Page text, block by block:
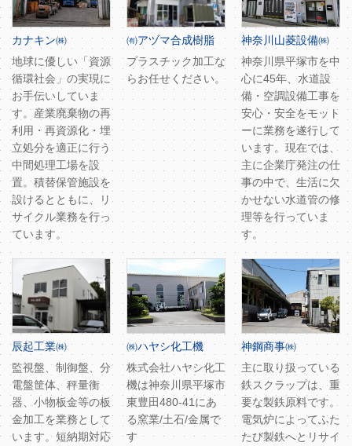
カナキン㈱
地球に優しい「資源
循環社会」の実現に
お手伝いしていま
す。産業廃棄物の再
利用・再資源化・埋
立処分を適正に行う
中間処理工場を設
置。積替保管施設を
設けるとともに、リ
サイクル業務を行っ
ています。
㈲アヅマ合成樹脂
プラスチック加工な
らお任せください。
神奈川山菱設備㈱
神奈川県平塚市を中
心に45年、水道設
備・空調設備工事を
安心・安全をモット
ーに業務を遂行して
います。現在では、
主に企業庁発注の仕
事の中で、生活に欠
かせない水道管の修
理等を行っていま
す。
辰起工業㈱
監視盤、制御盤、分
電盤筐体、秤量衡
器、小物板金等の板
金加工を業務として
います。短納期対応
㈱ハヤシ化工機
株式会社ハヤシ化工
機は神奈川県平塚市
東豊田480-41にあ
る窯業/土石/金属で
す
神鋼商事㈱
主に取り扱っている
鉄スクラップは、重
要な製鉄原料です。
電気炉によってふた
たび製鉄へとリサイ